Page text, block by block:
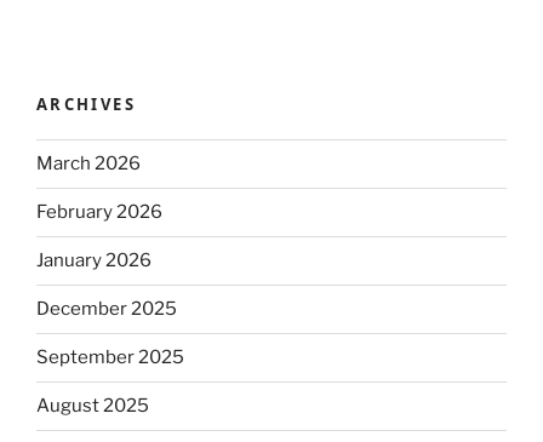
ARCHIVES
March 2026
February 2026
January 2026
December 2025
September 2025
August 2025